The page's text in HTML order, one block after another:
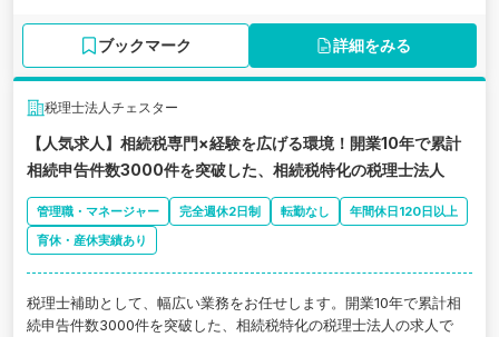
ブックマーク 詳細をみる
税理士法人チェスター
【人気求人】相続税専門×経験を広げる環境！開業10年で累計
相続申告件数3000件を突破した、相続税特化の税理士法人
管理職・マネージャー 完全週休2日制 転勤なし
年間休日120日以上
育休・産休実績あり
税理士補助として、幅広い業務をお任せします。開業10年で累計相
続申告件数3000件を突破した、相続税特化の税理士法人の求人で